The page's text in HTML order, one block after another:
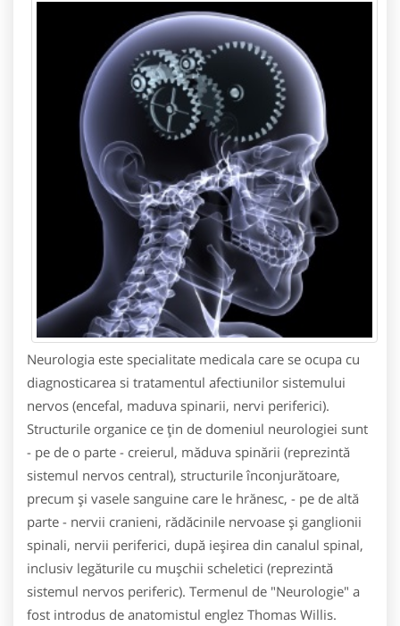
Neurologia este specialitate medicala care se ocupa cu
diagnosticarea si tratamentul afectiunilor sistemului
nervos (encefal, maduva spinarii, nervi periferici).
Structurile organice ce țin de domeniul neurologiei sunt
- pe de o parte - creierul, măduva spinării (reprezintă
sistemul nervos central), structurile înconjurătoare,
precum și vasele sanguine care le hrănesc, - pe de altă
parte - nervii cranieni, rădăcinile nervoase și ganglionii
spinali, nervii periferici, după ieșirea din canalul spinal,
inclusiv legăturile cu mușchii scheletici (reprezintă
sistemul nervos periferic). Termenul de "Neurologie" a
fost introdus de anatomistul englez Thomas Willis.